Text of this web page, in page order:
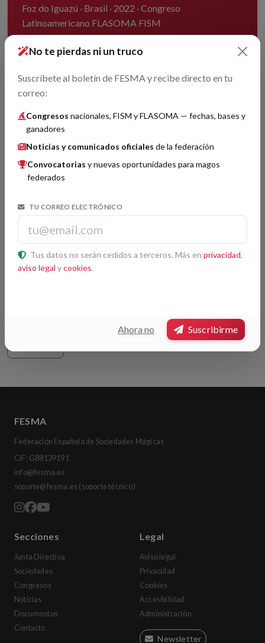
Foz do Iguazú · Brasil · 2022 · Congreso
Latinoamericano FLASOMA FISM
Organizador por confirmar.
Jurado por confirmar.
No te pierdas ni un truco
Suscríbete al boletín de FESMA y recibe directo en tu
correo:
Congresos nacionales, FISM y FLASOMA — fechas, bases y
ganadores
Noticias y comunicados oficiales de la federación
Convocatorias y nuevas oportunidades para magos
federados
TU CORREO ELECTRÓNICO
Tus datos no serán cedidos a terceros. Más en privacidad,
aviso legal ycookies.
Ahora no Suscribirme
FESMA
Federación Española de Sociedades Mágicas
CIF: G88139191
info@fesma.es
soporte@fesma.es (soporte técnico)
Secciones
Junta Directiva
Sociedades
Congresos
Noticias
Documentos
Contacto
Legal
Aviso legal
Privacidad
Cookies
Accesibilidad
Administración
Newsletter